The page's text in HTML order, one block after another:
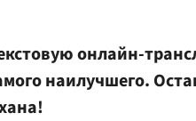
онлайн-
наилучшего.